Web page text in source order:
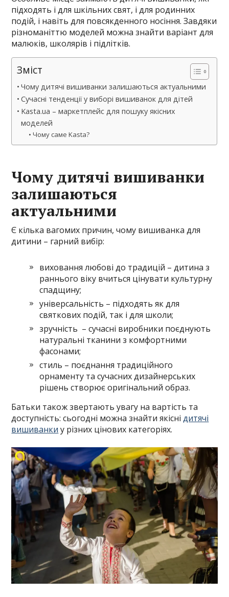
підходять і для шкільних свят, і для родинних
подій, і навіть для повсякденного носіння. Завдяки
різноманіттю моделей можна знайти варіант для
малюків, школярів і підлітків.
Зміст
Чому дитячі вишиванки залишаються актуальними
Сучасні тенденції у виборі вишиванок для дітей
Kasta.ua – маркетплейс для пошуку якісних
моделей
Чому саме Kasta?
Чому дитячі вишиванки
залишаються
актуальними
Є кілька вагомих причин, чому вишиванка для
дитини – гарний вибір:
виховання любові до традицій – дитина з
раннього віку вчиться цінувати культурну
спадщину;
універсальність – підходять як для
святкових подій, так і для школи;
зручність – сучасні виробники поєднують
натуральні тканини з комфортними
фасонами;
стиль – поєднання традиційного
орнаменту та сучасних дизайнерських
рішень створює оригінальний образ.
Батьки також звертають увагу на вартість та
доступність: сьогодні можна знайти якіснідитячі
вишиванки у різних цінових категоріях.